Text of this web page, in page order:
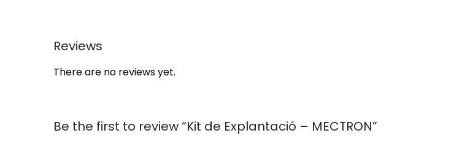
Reviews
There are no reviews yet.
Be the first to review “Kit de Explantació – MECTRON”